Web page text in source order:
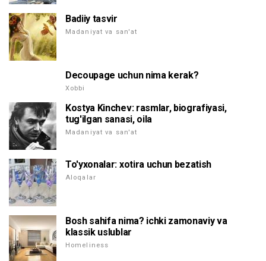
Badiiy tasvir
Madaniyat va san'at
Decoupage uchun nima kerak?
Xobbi
Kostya Kinchev: rasmlar, biografiyasi,
tug'ilgan sanasi, oila
Madaniyat va san'at
To'yxonalar: xotira uchun bezatish
Aloqalar
Bosh sahifa nima? ichki zamonaviy va
klassik uslublar
Homeliness